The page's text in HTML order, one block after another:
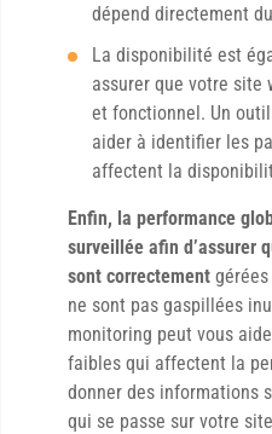
dépend directement
La disponibilité est
assurer que votre site
et fonctionnel. Un
aider à identifier les
affectent la
Enfin, la performance
surveillée afin d’assurer
sont correctement
ne sont pas gaspillées
monitoring peut vous
faibles qui affectent la
donner des informations
qui se passe sur votre